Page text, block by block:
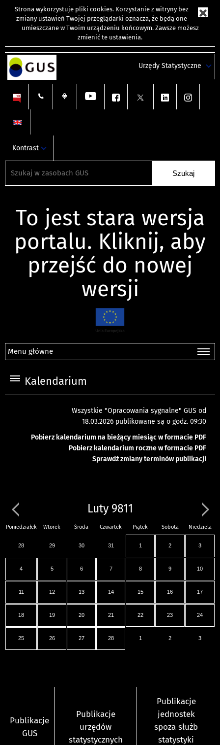
Strona wykorzystuje pliki cookies. Korzystanie z witryny bez
zmiany ustawień Twojej przeglądarki oznacza, że będą one
umieszczane w Twoim urządzeniu końcowym. Zawsze możesz
zmienić te ustawienia.
Urzędy Statystyczne
Kontrast
To jest stara wersja
portalu. Kliknij, aby
przejść do nowej
wersji
Menu główne
Kalendarium
Wszystkie "Opracowania sygnalne" GUS od
18.03.2026 publikowane są o godz. 09:30
Pobierz kalendarium na bieżący miesiąc w formacie PDF
Pobierz kalendarium roczne w formacie PDF
Sprawdź zmiany terminów publikacji
Luty 9811
Poniedziałek Wtorek Środa Czwartek Piątek Sobota Niedziela
28 29 30 31 1 2 3
4 5 6 7 8 9 10
11 12 13 14 15 16 17
18 19 20 21 22 23 24
25 26 27 28 1 2 3
Publikacje
GUS
Publikacje
urzędów
statystycznych
Publikacje
jednostek
spoza służb
statystyki